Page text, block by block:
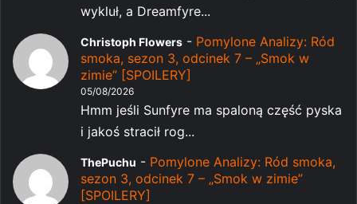
wykluł, a Dreamfyre...
Christoph Flowers - Pomylone Analizy: Ród
smoka, sezon 3, odcinek 7 – „Smok w
zimie” [SPOILERY]
05/08/2026
Hmm jeśli Sunfyre ma spaloną część pyska
i jakoś stracił rog...
ThePuchu - Pomylone Analizy: Ród smoka,
sezon 3, odcinek 7 – „Smok w zimie”
[SPOILERY]